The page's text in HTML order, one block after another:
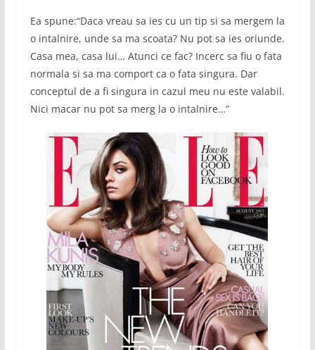
Ea spune:“Daca vreau sa ies cu un tip si sa mergem la
o intalnire, unde sa ma scoata? Nu pot sa ies oriunde.
Casa mea, casa lui… Atunci ce fac? Incerc sa fiu o fata
normala si sa ma comport ca o fata singura. Dar
conceptul de a fi singura in cazul meu nu este valabil.
Nici macar nu pot sa merg la o intalnire…”